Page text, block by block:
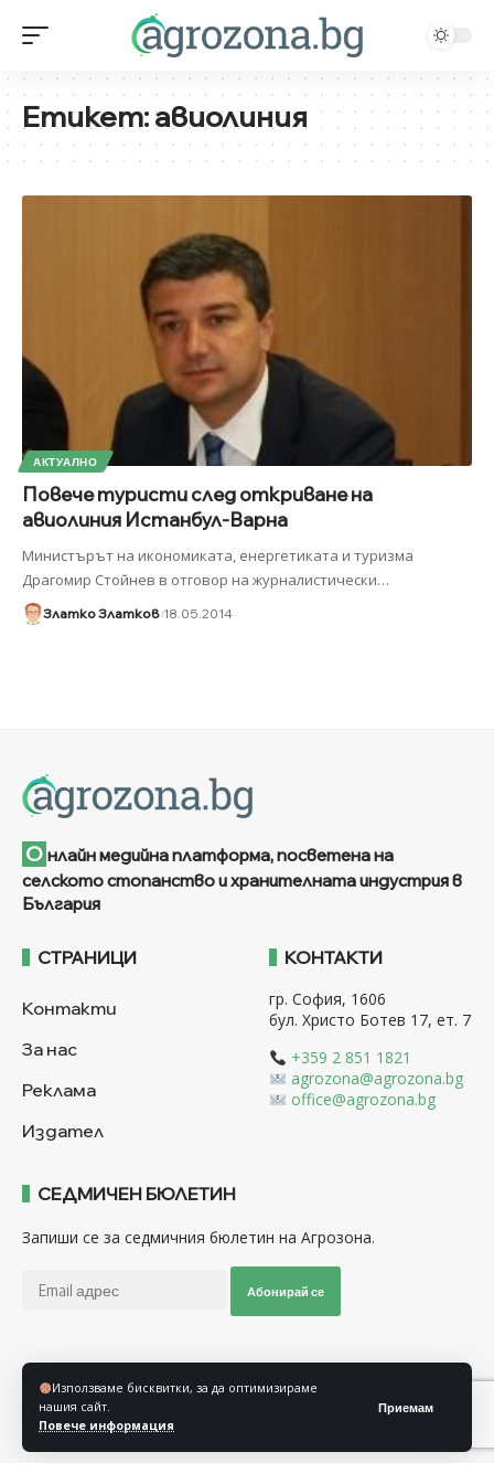
Използваме бисквитки, за да оптимизираме
нашия сайт.
Повече информация
Приемам
Етикет:авиолиния
АКТУАЛНО
Повече туристи след откриване на
авиолиния Истанбул-Варна
Министърът на икономиката, енергетиката и туризма
Драгомир Стойнев в отговор на журналистически…
Златко Златков 18.05.2014
О нлайн медийна платформа, посветена на
селското стопанство и хранителната индустрия в
България
СТРАНИЦИ
Контакти
За нас
Реклама
Издател
КОНТАКТИ
гр. София, 1606
бул. Христо Ботев 17, ет. 7
+359 2 851 1821
agrozona@agrozona.bg
office@agrozona.bg
СЕДМИЧЕН БЮЛЕТИН
Запиши се за седмичния бюлетин на Агрозона.
Абонирай се
Последвайте ни